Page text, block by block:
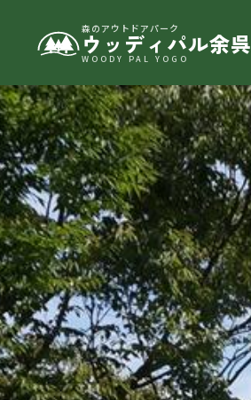
森のアウトドアパーク
ウッディパル余呉
WOODY PAL YOGO
ウッディパル余呉